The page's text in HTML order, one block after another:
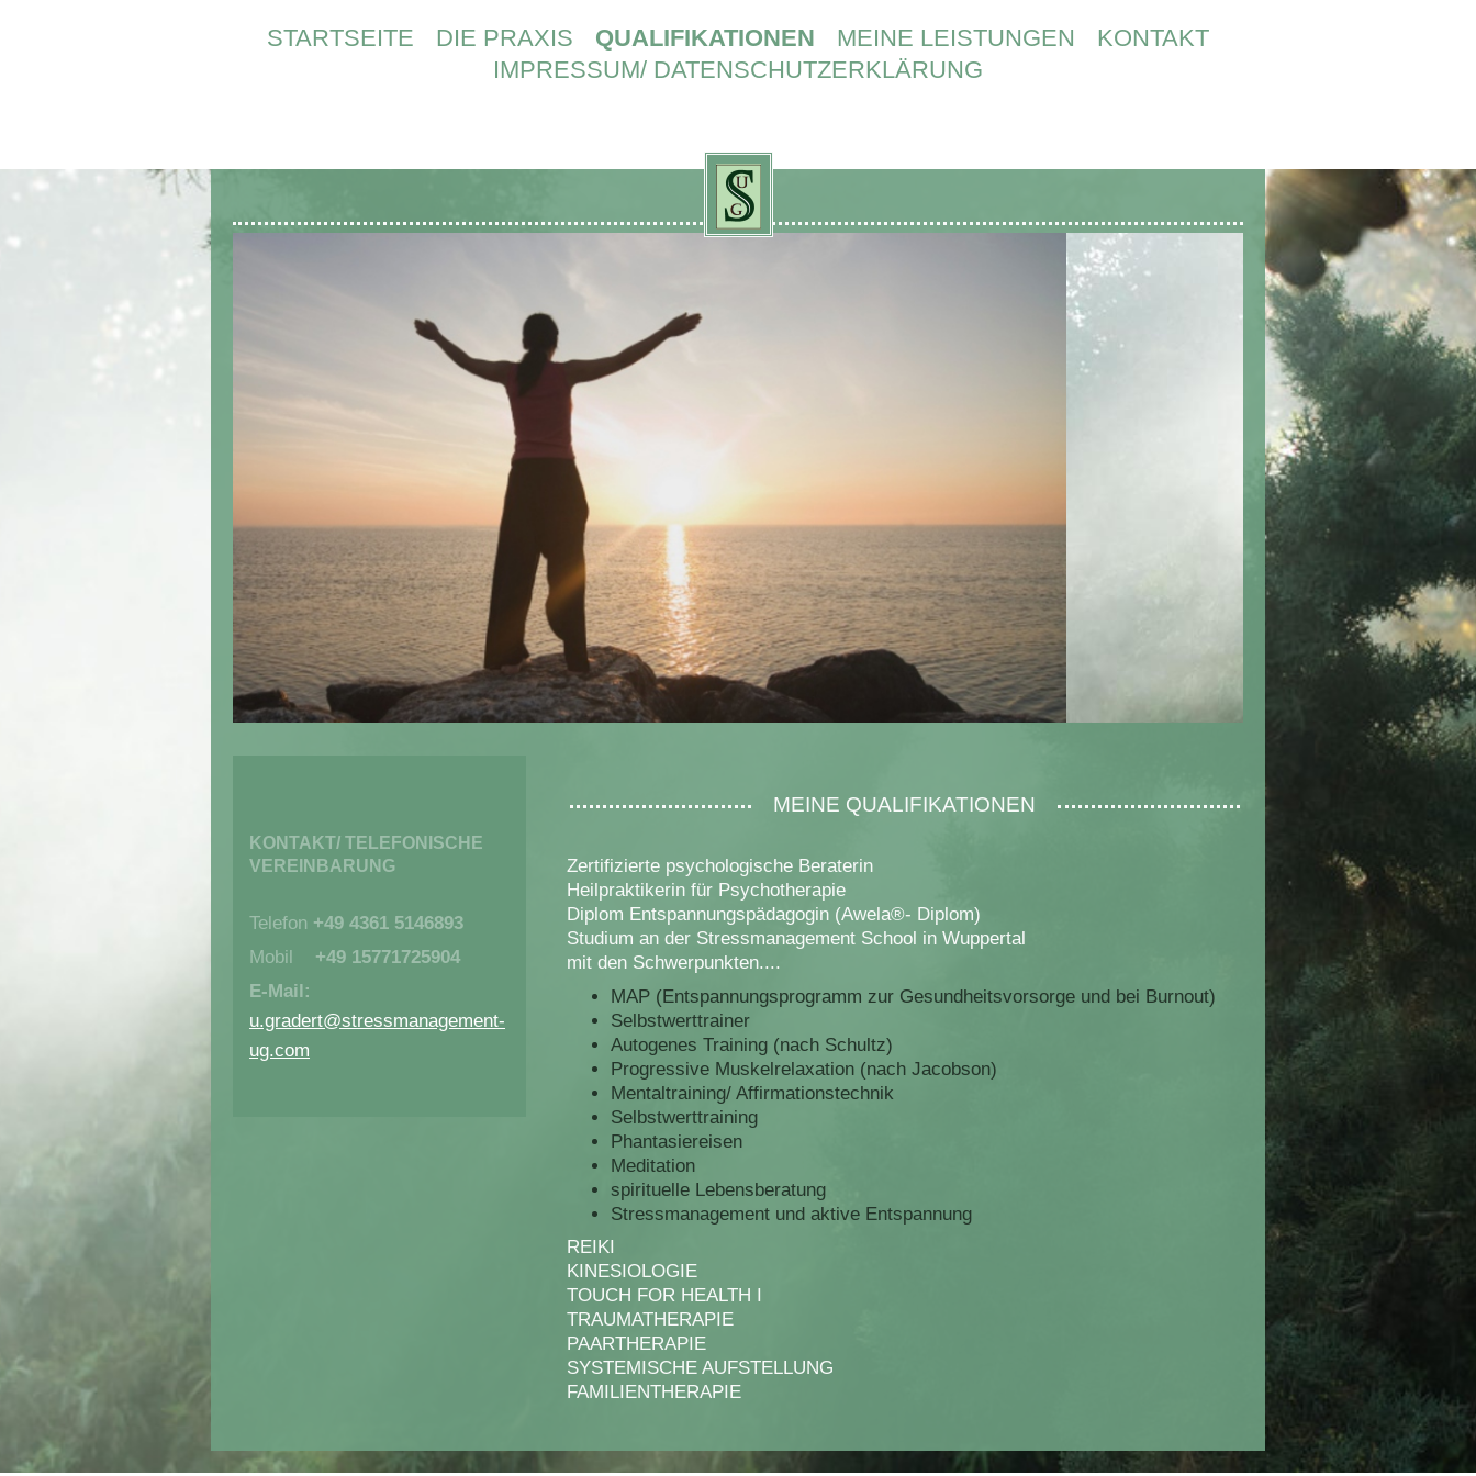
STARTSEITE DIE PRAXIS QUALIFIKATIONEN MEINE LEISTUNGEN
KONTAKT
IMPRESSUM/ DATENSCHUTZERKLÄRUNG
MEINE QUALIFIKATIONEN
Zertifizierte psychologische Beraterin
Heilpraktikerin für Psychotherapie
Diplom Entspannungspädagogin (Awela®- Diplom)
Studium an der Stressmanagement School in Wuppertal
mit den Schwerpunkten....
MAP (Entspannungsprogramm zur Gesundheitsvorsorge und bei Burnout)
Selbstwerttrainer
Autogenes Training (nach Schultz)
Progressive Muskelrelaxation (nach Jacobson)
Mentaltraining/ Affirmationstechnik
Selbstwerttraining
Phantasiereisen
Meditation
spirituelle Lebensberatung
Stressmanagement und aktive Entspannung
REIKI
KINESIOLOGIE
TOUCH FOR HEALTH I
TRAUMATHERAPIE
PAARTHERAPIE
SYSTEMISCHE AUFSTELLUNG
FAMILIENTHERAPIE
KONTAKT/ TELEFONISCHE
VEREINBARUNG
Telefon +49 4361 5146893
Mobil +49 15771725904
E-Mail:
u.gradert@stressmanagement-
ug.com